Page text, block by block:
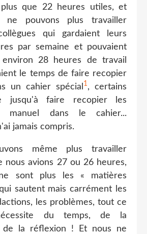
plus que 22 heures utiles, et
ne pouvons plus travailler
qui gardaient leurs
par semaine et pouvaient
28 heures de travail
le temps de faire recopier
un cahier spécial 1, certains
jusqu'à faire recopier les
manuel dans le cahier...
jamais compris.
même plus travailler
nous avions 27 ou 26 heures,
sont plus les « matières
sautent mais carrément les
les problèmes, tout ce
du temps, de la
de la réflexion ! Et nous ne